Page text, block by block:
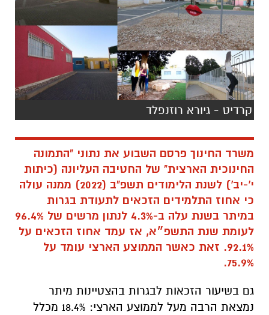
קרדיט - גיורא רוזנפלד
משרד החינוך פרסם השבוע את נתוני "התמונה
החינוכית הארצית" של החטיבה העליונה (כיתות
י'-יב') לשנת הלימודים תשפ"ב (2022) ממנה עולה
כי אחוז התלמידים הזכאים לתעודת בגרות
במיתר בשנת עלה ב-4.3% לנתון מרשים של 96.4%
לעומת שנת התשפ״א, אז עמד אחוז הזכאים על
92.1%. זאת כאשר הממוצע הארצי עומד על
75.9%.
גם בשיעור הזכאות לבגרות בהצטיינות מיתר
נמצאת הרבה מעל לממוצע הארצי: 18.4% מכלל